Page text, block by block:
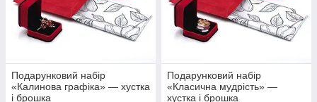
Подарунковий набір
«Калинова графіка» — хустка
і брошка
Подарунковий набір
«Класична мудрість» —
хустка і брошка